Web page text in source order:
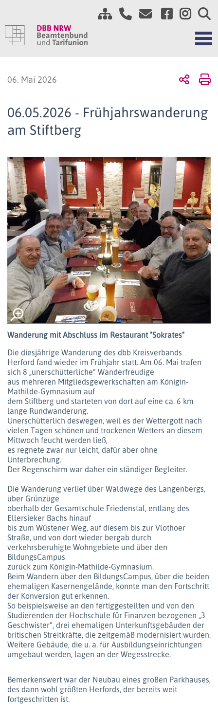
06.05.2026 - Frühjahrswanderung
am Stiftberg
06. Mai 2026
Wanderung mit Abschluss im Restaurant "Sokrates"
Die diesjährige Wanderung des dbb Kreisverbands
Herford fand wieder im Frühjahr statt. Am 06. Mai trafen
sich 8 „unerschütterliche“ Wanderfreudige
aus mehreren Mitgliedsgewerkschaften am Königin-
Mathilde-Gymnasium auf
dem Stiftberg und starteten von dort auf eine ca. 6 km
lange Rundwanderung.
Unerschütterlich deswegen, weil es der Wettergott nach
vielen Tagen schönen und trockenen Wetters an diesem
Mittwoch feucht werden ließ,
es regnete zwar nur leicht, dafür aber ohne
Unterbrechung.
Der Regenschirm war daher ein ständiger Begleiter.
Die Wanderung verlief über Waldwege des Langenbergs,
über Grünzüge
oberhalb der Gesamtschule Friedenstal, entlang des
Ellersieker Bachs hinauf
bis zum Wüstener Weg, auf diesem bis zur Vlothoer
Straße, und von dort wieder bergab durch
verkehrsberuhigte Wohngebiete und über den
BildungsCampus
zurück zum Königin-Mathilde-Gymnasium.
Beim Wandern über den BildungsCampus, über die beiden
ehemaligen Kasernengelände, konnte man den Fortschritt
der Konversion gut erkennen.
So beispielsweise an den fertiggestellten und von den
Studierenden der Hochschule für Finanzen bezogenen „3
Geschwister“, drei ehemaligen Unterkunftsgebäuden der
britischen Streitkräfte, die zeitgemäß modernisiert wurden.
Weitere Gebäude, die u. a. für Ausbildungseinrichtungen
umgebaut werden, lagen an der Wegesstrecke.
Bemerkenswert war der Neubau eines großen Parkhauses,
des dann wohl größten Herfords, der bereits weit
fortgeschritten ist.